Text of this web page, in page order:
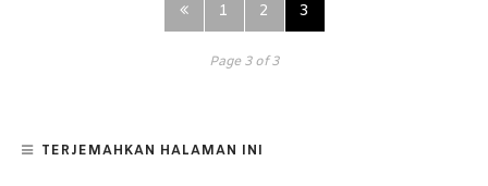
1 2 3
Page 3 of 3
TERJEMAHKAN HALAMAN INI